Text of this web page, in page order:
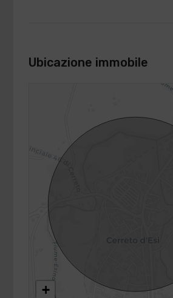
Ubicazione immobile
+